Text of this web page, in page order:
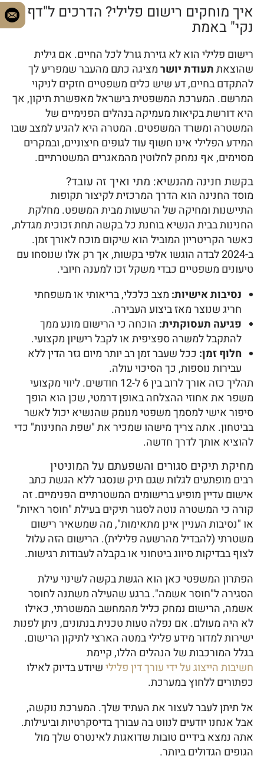
איך מוחקים רישום פלילי? הדרכים ל"דף
נקי" באמת
רישום פלילי הוא לא גזירת גורל לכל החיים. אם גילית
שהוצאתתעודת יושרמציגה כתם מהעבר שמפריע לך
להתקדם בחיים, דע שיש כלים משפטיים חזקים לניקוי
המרשם. המערכת המשפטית בישראל מאפשרת תיקון, אך
היא דורשת בקיאות מעמיקה בנהלים הפנימיים של
המשטרה ומשרד המשפטים. המטרה היא להגיע למצב שבו
המידע הפלילי אינו חשוף עוד לגופים חיצוניים, ובמקרים
מסוימים, אף נמחק לחלוטין מהמאגרים המשטרתיים.
בקשת חנינה מהנשיא: מתי ואיך זה עובד?
מוסד החנינה הוא הדרך המרכזית לקיצור תקופות
התיישנות ומחיקה של הרשעות מבית המשפט. מחלקת
החנינות בבית הנשיא בוחנת כל בקשה תחת זכוכית מגדלת,
כאשר הקריטריון המוביל הוא שיקום מוכח לאורך זמן.
ב-2024 לבדה הוגשו אלפי בקשות, אך רק אלו שנוסחו עם
טיעונים משפטיים כבדי משקל זכו למענה חיובי.
נסיבות אישיות: מצב כלכלי, בריאותי או משפחתי
חריג שנוצר מאז ביצוע העבירה.
פגיעה תעסוקתית: הוכחה כי הרישום מונע ממך
להתקבל למשרה ספציפית או לקבל רישיון מקצועי.
חלוף זמן: ככל שעבר זמן רב יותר מיום גזר הדין ללא
עבירות נוספות, כך הסיכוי עולה.
תהליך כזה אורך לרוב בין 6 ל-12 חודשים. ליווי מקצועי
משפר את אחוזי ההצלחה באופן דרמטי, שכן הוא הופך
סיפור אישי למסמך משפטי מנומק שהנשיא יכול לאשר
בביטחון. אתה צריך מישהו שמכיר את "שפת החנינות" כדי
להוציא אותך לדרך חדשה.
מחיקת תיקים סגורים והשפעתם על המוניטין
רבים מופתעים לגלות שגם תיק שנסגר ללא הגשת כתב
אישום עדיין מופיע ברישומים המשטרתיים הפנימיים. זה
קורה כי המשטרה נוטה לסגור תיקים בעילת "חוסר ראיות"
או "נסיבות העניין אינן מתאימות", מה שמשאיר רישום
משטרתי (להבדיל מהרשעה פלילית). הרישום הזה עלול
לצוף בבדיקות סיווג ביטחוני או בקבלה לעבודות רגישות.
הפתרון המשפטי כאן הוא הגשת בקשה לשינוי עילת
הסגירה ל"חוסר אשמה". ברגע שהעילה משתנה לחוסר
אשמה, הרישום נמחק כליל מהמחשב המשטרתי, כאילו
לא היה מעולם. אם נפלה טעות טכנית בנתונים, ניתן לפנות
ישירות למדור מידע פלילי במטה הארצי לתיקון הרישום.
בגלל המורכבות של הנהלים הללו, קיימת
חשיבות הייצוג על ידי עורך דין פלילישיודע בדיוק לאילו
כפתורים ללחוץ במערכת.
אל תיתן לעבר לעצור את העתיד שלך. המערכת נוקשה,
אבל אנחנו יודעים לנווט בה עבורך בדיסקרטיות וביעילות.
אתה נמצא בידיים טובות שדואגות לאינטרס שלך מול
הגופים הגדולים ביותר.